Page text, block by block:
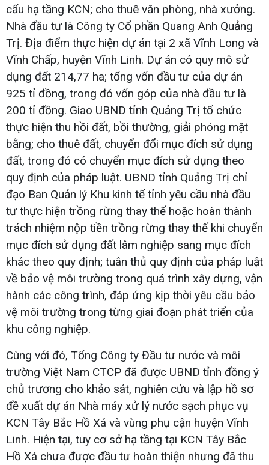
cấu hạ tầng KCN; cho thuê văn phòng, nhà xưởng.
Nhà đầu tư là Công ty Cổ phần Quang Anh Quảng
Trị. Địa điểm thực hiện dự án tại 2 xã Vĩnh Long và
Vĩnh Chấp, huyện Vĩnh Linh. Dự án có quy mô sử
dụng đất 214,77 ha; tổng vốn đầu tư của dự án
925 tỉ đồng, trong đó vốn góp của nhà đầu tư là
200 tỉ đồng. Giao UBND tỉnh Quảng Trị tổ chức
thực hiện thu hồi đất, bồi thường, giải phóng mặt
bằng; cho thuê đất, chuyển đổi mục đích sử dụng
đất, trong đó có chuyển mục đích sử dụng theo
quy định của pháp luật. UBND tỉnh Quảng Trị chỉ
đạo Ban Quản lý Khu kinh tế tỉnh yêu cầu nhà đầu
tư thực hiện trồng rừng thay thế hoặc hoàn thành
trách nhiệm nộp tiền trồng rừng thay thế khi chuyển
mục đích sử dụng đất lâm nghiệp sang mục đích
khác theo quy định; tuân thủ quy định của pháp luật
về bảo vệ môi trường trong quá trình xây dựng, vận
hành các công trình, đáp ứng kịp thời yêu cầu bảo
vệ môi trường trong từng giai đoạn phát triển của
khu công nghiệp.
Cùng với đó, Tổng Công ty Đầu tư nước và môi
trường Việt Nam CTCP đã được UBND tỉnh đồng ý
chủ trương cho khảo sát, nghiên cứu và lập hồ sơ
đề xuất dự án Nhà máy xử lý nước sạch phục vụ
KCN Tây Bắc Hồ Xá và vùng phụ cận huyện Vĩnh
Linh. Hiện tại, tuy cơ sở hạ tầng tại KCN Tây Bắc
Hồ Xá chưa được đầu tư hoàn thiện nhưng đã thu